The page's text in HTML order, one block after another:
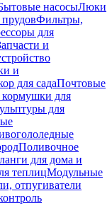
насосыЛюки
Фильтры,
для
и
и
для садаПочтовые
для
для
Поливочное
для дома и
теплицМодульные
отпугиватели